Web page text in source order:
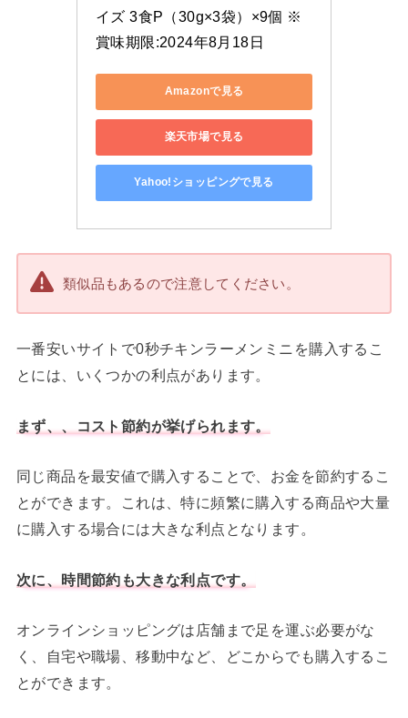
イズ 3食P（30g×3袋）×9個 ※
賞味期限:2024年8月18日
Amazonで見る
楽天市場で見る
Yahoo!ショッピングで見る
類似品もあるので注意してください。
一番安いサイトで0秒チキンラーメンミニを購入するこ
とには、いくつかの利点があります。
まず、、コスト節約が挙げられます。
同じ商品を最安値で購入することで、お金を節約するこ
とができます。これは、特に頻繁に購入する商品や大量
に購入する場合には大きな利点となります。
次に、時間節約も大きな利点です。
オンラインショッピングは店舗まで足を運ぶ必要がな
く、自宅や職場、移動中など、どこからでも購入するこ
とができます。